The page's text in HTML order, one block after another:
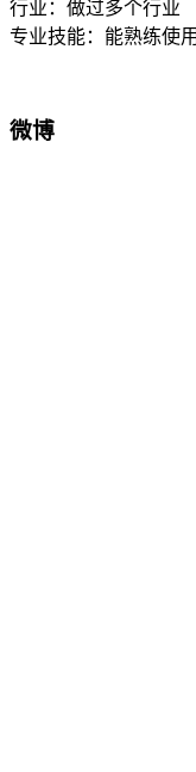
行业：做过多个行业
专业技能：能熟练使
微博